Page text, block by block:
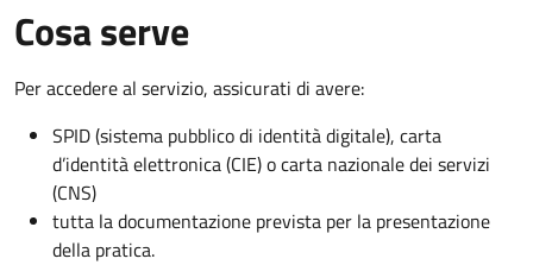
Cosa serve
Per accedere al servizio, assicurati di avere:
SPID (sistema pubblico di identità digitale), carta
d’identità elettronica (CIE) o carta nazionale dei servizi
(CNS)
tutta la documentazione prevista per la presentazione
della pratica.